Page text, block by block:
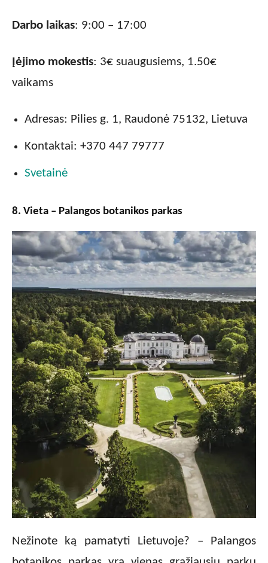
Darbo laikas: 9:00 – 17:00
Įėjimo mokestis: 3€ suaugusiems, 1.50€
vaikams
Adresas: Pilies g. 1, Raudonė 75132, Lietuva
Kontaktai: +370 447 79777
Svetainė
8. Vieta – Palangos botanikos parkas
Nežinote ką pamatyti Lietuvoje? – Palangos